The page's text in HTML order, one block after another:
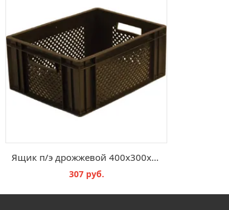
Ящик п/э дрожжевой 400х300х180 с перф. черный
307 руб.